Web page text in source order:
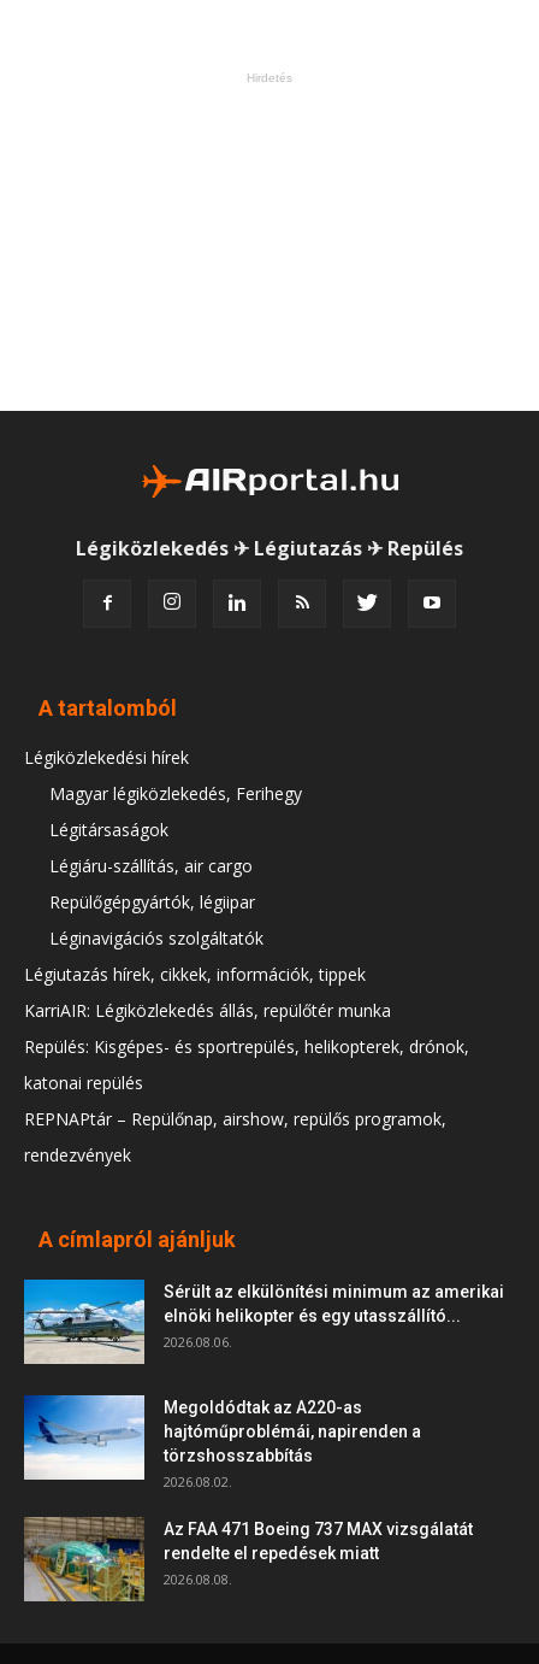
Hirdetés
Légiközlekedés ✈ Légiutazás ✈ Repülés
A tartalomból
Légiközlekedési hírek
Magyar légiközlekedés, Ferihegy
Légitársaságok
Légiáru-szállítás, air cargo
Repülőgépgyártók, légiipar
Léginavigációs szolgáltatók
Légiutazás hírek, cikkek, információk, tippek
KarriAIR: Légiközlekedés állás, repülőtér munka
Repülés: Kisgépes- és sportrepülés, helikopterek, drónok,
katonai repülés
REPNAPtár – Repülőnap, airshow, repülős programok,
rendezvények
A címlapról ajánljuk
Sérült az elkülönítési minimum az amerikai
elnöki helikopter és egy utasszállító...
2026.08.06.
Megoldódtak az A220-as
hajtóműproblémái, napirenden a
törzshosszabbítás
2026.08.02.
Az FAA 471 Boeing 737 MAX vizsgálatát
rendelte el repedések miatt
2026.08.08.